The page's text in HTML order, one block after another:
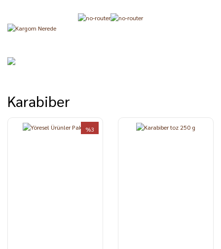
Karabiber
%3